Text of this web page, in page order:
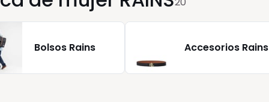
Bolsos Rains Accesorios Rains